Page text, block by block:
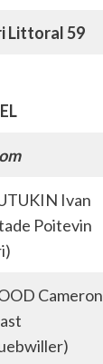
Littoral 59
Ivan
Poitevin
Cameron